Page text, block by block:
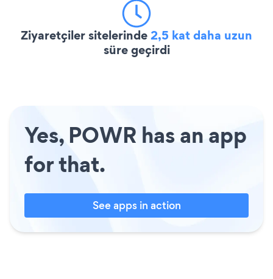
Ziyaretçiler sitelerinde2,5 kat daha uzun
süre geçirdi
Yes, POWR has an app
for that.
See apps in action